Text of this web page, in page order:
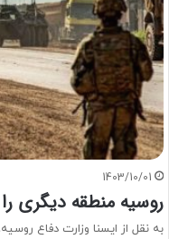
1403/10/01
روسیه منطقه دیگری
به نقل از ایسنا وزارت دفاع